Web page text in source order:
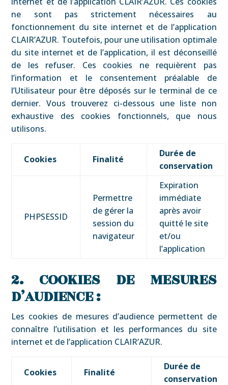
ne sont pas strictement nécessaires au
fonctionnement du site internet et de l’application
CLAIR’AZUR. Toutefois, pour une utilisation optimale
du site internet et de l’application, il est déconseillé
de les refuser. Ces cookies ne requièrent pas
l’information et le consentement préalable de
l’Utilisateur pour être déposés sur le terminal de ce
dernier. Vous trouverez ci-dessous une liste non
exhaustive des cookies fonctionnels, que nous
utilisons.
Cookies Finalité
Durée de
conservation
PHPSESSID
Permettre
de gérer la
session du
navigateur
Expiration
immédiate
après avoir
quitté le site
et/ou
l’application
2. COOKIES DE MESURES
D’AUDIENCE :
Les cookies de mesures d’audience permettent de
connaître l’utilisation et les performances du site
internet et de l’application CLAIR’AZUR.
Cookies Finalité
Durée de
conservation